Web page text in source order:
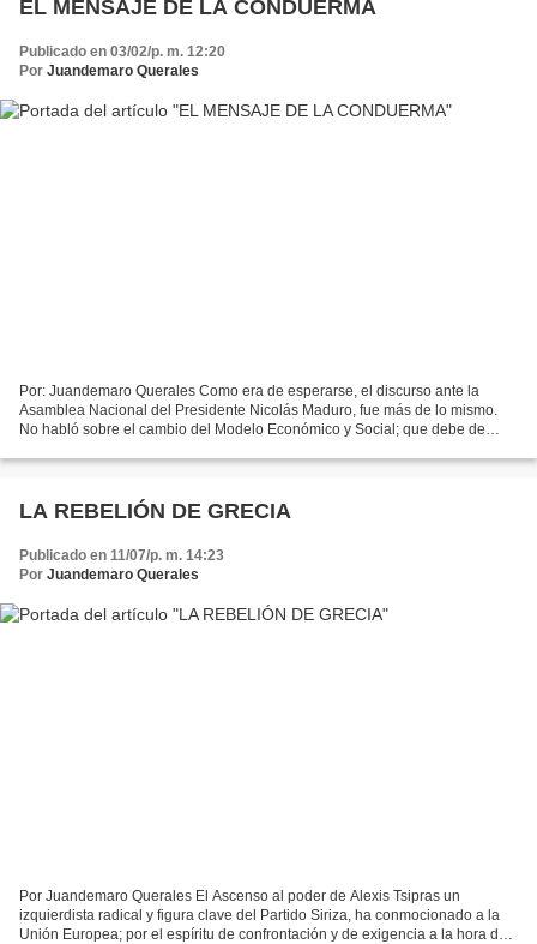
EL MENSAJE DE LA CONDUERMA
Publicado en 03/02/p. m. 12:20
Por Juandemaro Querales
Por: Juandemaro Querales Como era de esperarse, el discurso ante la
Asamblea Nacional del Presidente Nicolás Maduro, fue más de lo mismo.
No habló sobre el cambio del Modelo Económico y Social; que debe de
LA REBELIÓN DE GRECIA
Publicado en 11/07/p. m. 14:23
Por Juandemaro Querales
Por Juandemaro Querales El Ascenso al poder de Alexis Tsipras un
izquierdista radical y figura clave del Partido Siriza, ha conmocionado a la
Unión Europea; por el espíritu de confrontación y de exigencia a la hora de